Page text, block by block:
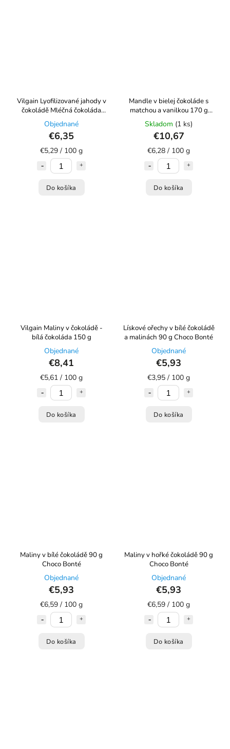
Vilgain Lyofilizované jahody v
čokoládě Mléčná čokoláda
120 g
Objednané
€6,35
€5,29 / 100 g
Do košíka
Mandle v bielej čokoláde s
matchou a vanilkou 170 g
Šufan
Skladom (1 ks)
€10,67
€6,28 / 100 g
Do košíka
Vilgain Maliny v čokoládě -
bílá čokoláda 150 g
Objednané
€8,41
€5,61 / 100 g
Do košíka
Lískové ořechy v bílé čokoládě
a malinách 90 g Choco Bonté
Objednané
€5,93
€3,95 / 100 g
Do košíka
Maliny v bílé čokoládě 90 g
Choco Bonté
Objednané
€5,93
€6,59 / 100 g
Do košíka
Maliny v hořké čokoládě 90 g
Choco Bonté
Objednané
€5,93
€6,59 / 100 g
Do košíka